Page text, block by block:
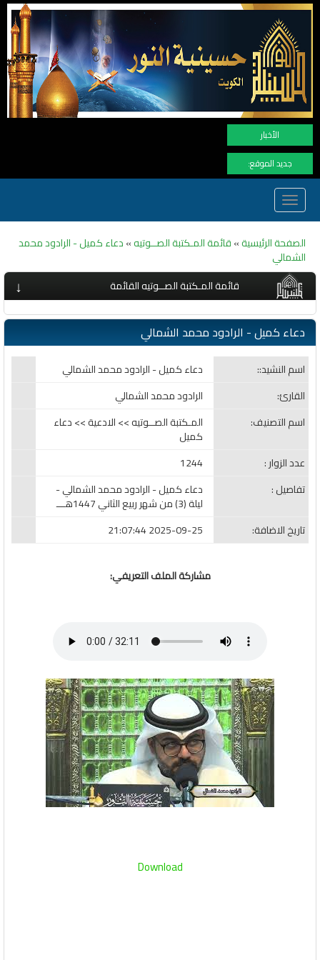
الأخبار
جديد الموقع:
Toggle
navigation
الصفحة الرئيسية»قائمة المـكتبة الصــوتيه»دعاء كميل - الرادود محمد
الشمالي
↓ قائمة المـكتبة الصــوتيه القائمة
دعاء كميل - الرادود محمد الشمالي
اسم النشيد::
دعاء كميل - الرادود محمد الشمالي
القارئ:
الرادود محمد الشمالي
اسم التصنيف:
المـكتبة الصــوتيه >> الادعية >> دعاء
كميل
عدد الزوار :
1244
تفاصيل :
دعاء كميل - الرادود محمد الشمالي -
ليلة (3) من شهر ربيع الثاني 1447هـــ
تاريخ الاضافة:
2025-09-25 21:07:44
مشاركة الملف التعريفي:
Download